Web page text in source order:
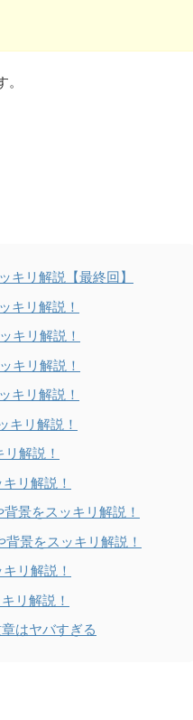
リ解説【最終回】
キリ解説！
キリ解説！
キリ解説！
キリ解説！
キリ解説！
解説！
リ解説！
景をスッキリ解説！
景をスッキリ解説！
リ解説！
リ解説！
はヤバすぎる